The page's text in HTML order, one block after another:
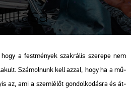
a fest­mé­nyek szak­rá­lis sze­re­pe nem
Szá­mol­nunk kell azzal, hogy ha a mű­
az, ami a szem­lé­lőt gon­dol­ko­dás­ra és át­